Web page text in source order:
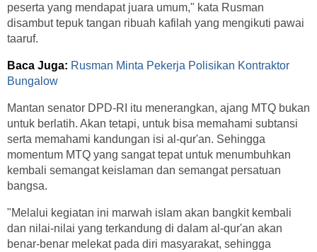
peserta yang mendapat juara umum," kata Rusman
disambut tepuk tangan ribuah kafilah yang mengikuti pawai
taaruf.
Baca Juga: Rusman Minta Pekerja Polisikan Kontraktor
Bungalow
Mantan senator DPD-RI itu menerangkan, ajang MTQ bukan
untuk berlatih. Akan tetapi, untuk bisa memahami subtansi
serta memahami kandungan isi al-qur'an. Sehingga
momentum MTQ yang sangat tepat untuk menumbuhkan
kembali semangat keislaman dan semangat persatuan
bangsa.
"Melalui kegiatan ini marwah islam akan bangkit kembali
dan nilai-nilai yang terkandung di dalam al-qur'an akan
benar-benar melekat pada diri masyarakat, sehingga